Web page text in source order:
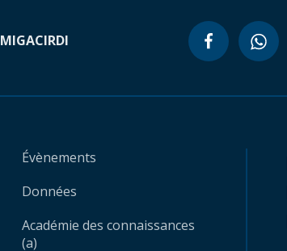
MIGACIRDI
Évènements
Données
Académie des connaissances
(a)